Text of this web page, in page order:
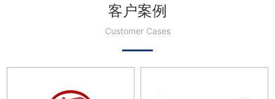
客户案例
Customer Cases